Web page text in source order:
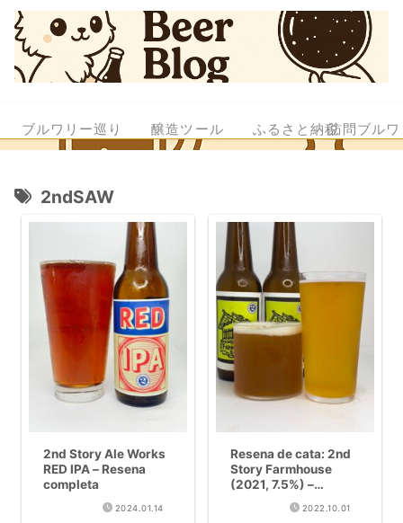
ブルワリー巡り 醸造ツール ふるさと納税訪問ブル
2ndSAW
2nd Story Ale Works
RED IPA – Resena
completa
2024.01.14
Resena de cata: 2nd
Story Farmhouse
(2021, 7.5%) –
Comparacion de
maduracion 2022.10.01